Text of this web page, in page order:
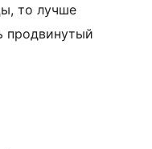
то лучше
продвинутый